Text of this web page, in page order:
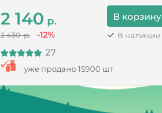
2 140р.
2 430 р. -12%
В корзину
В наличии
27
уже продано 15900 шт